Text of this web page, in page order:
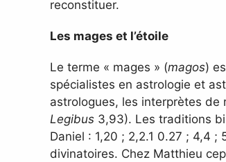
reconstituer.
Les mages et l’étoile
Le terme « mages » (magos)
spécialistes en astrologie et
astrologues, les interprètes de
Legibus 3,93). Les traditions
Daniel : 1,20 ; 2,2.1 0.27 ; 4,4 ;
divinatoires. Chez Matthieu